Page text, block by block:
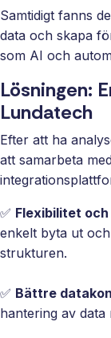
Samtidigt fanns
data och skapa
som AI och
Lösningen:
Lundatech
Efter att ha
att samarbeta
✅ Flexibilitet
enkelt byta ut
strukturen.
✅ Bättre
hantering av